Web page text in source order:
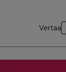
Vertaa